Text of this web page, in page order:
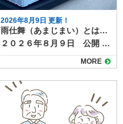
2026年8月9日 更新！
雨仕舞（あまじまい）とは？建物を雨水から守る重要な仕組み
２０２６年８月９日 公開 この記事では雨仕舞（あまじまい）について解説しています。 建物を長く快適に使うために欠かせないのが「雨仕舞（あまじまい）」です。普段の生活ではあまり耳にしない言葉ですが、屋根や外壁の性能を左右する重要な考え方です。 本記事では、雨仕舞の意味や役割、施工時のポイントをわかりやすく解説します。 目次雨仕舞の意味と役割雨仕舞が不十分だと起こる問題具体的な雨仕舞の例屋根の重なり水切り金物シーリング材笠木・役物まとめ 雨仕舞の意味と役割 雨仕舞とは、雨水を建物内部に浸入させないための工夫や仕組みを指します。 建築における防水対策の一種で、単純に「水を止める」のではなく、雨水を効率的に流し、逃がすことを目的としています。 たとえば、屋根の勾配や瓦の重なり、外壁のサッシ周りのシーリングなどはすべて雨仕舞の一部です。仮に外壁塗装で塗膜をきれいに仕上げても、雨仕舞が不十分だと雨漏りにつながってしまいます。 雨仕舞が不十分だと起こる問題 雨仕舞が適切でないと、雨漏りなどのリスクが増し、次のような不具合が発生しやすくなります。 屋根や外壁からの雨漏り 下地木材の腐食 断熱材や室内仕上げ材の劣化 カビやシミの発生 これらは建物の寿命を縮めるだけでなく、修繕費用も高額になるリスクがあります。 具体的な雨仕舞の例 雨仕舞は住宅の様々な場所で工夫を凝らして施工されており、それぞれが雨漏りを防ぐ役割を果たしています。 屋根の重なり 瓦やスレートを重ねて配置し、水を下方向に流すように葺かれています。 水切り金物 外壁の下端やサッシ下に取り付け、雨水を外へ逃がす。 シーリング材 窓枠や外壁材の隙間を埋め、雨水の侵入を防ぐぎます。 笠木・役物 ベランダや手すり上部に取り付け、上からの雨水を防御します。 まとめ 雨仕舞は、外壁塗装や屋根工事、防水工事と深く関わる重要な要素です。 単に「水を防ぐ」のではなく、「水を逃がす」設計が建物を長持ちさせる鍵になります。外壁塗装や屋根リフォームを検討する際は、仕上がりの美観だけでなく、雨仕舞の観点からも施工店に相談すると安心です。 外壁塗装や屋根塗装と一緒に雨仕舞のメンテナンスも可能です。塗り達までお気軽にご連絡下さい。
MORE